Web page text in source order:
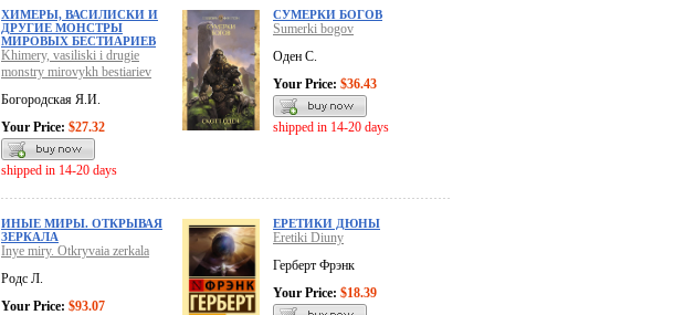
ХИМЕРЫ, ВАСИЛИСКИ И
ДРУГИЕ МОНСТРЫ
МИРОВЫХ БЕСТИАРИЕВ
Khimery, vasiliski i drugie
monstry mirovykh bestiariev
Богородская Я.И.
Your Price: $27.32
shipped in 14-20 days
СУМЕРКИ БОГОВ
Sumerki bogov
Оден С.
Your Price: $36.43
shipped in 14-20 days
ИНЫЕ МИРЫ. ОТКРЫВАЯ
ЗЕРКАЛА
Inye miry. Otkryvaia zerkala
Родс Л.
Your Price: $93.07
ЕРЕТИКИ ДЮНЫ
Eretiki Diuny
Герберт Фрэнк
Your Price: $18.39